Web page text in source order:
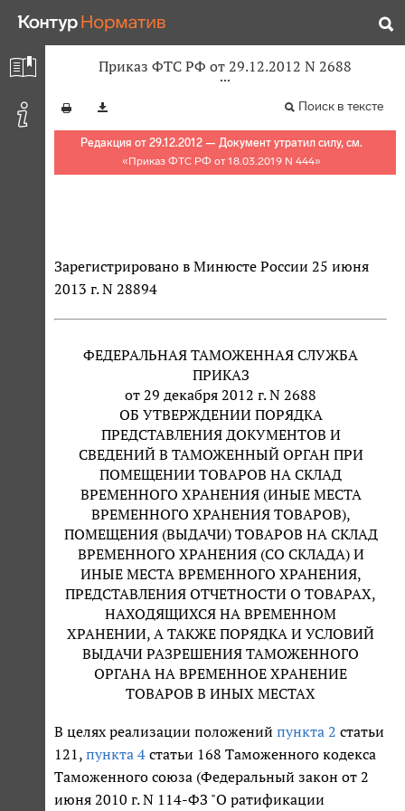
Приказ ФТС РФ от 29.12.2012 N 2688
Поиск в тексте
Редакция от 29.12.2012 — Документ утратил силу, см.
«Приказ ФТС РФ от 18.03.2019 N 444»
Зарегистрировано в Минюсте России 25 июня
2013 г. N 28894
ФЕДЕРАЛЬНАЯ ТАМОЖЕННАЯ СЛУЖБА
ПРИКАЗ
от 29 декабря 2012 г. N 2688
ОБ УТВЕРЖДЕНИИ ПОРЯДКА
ПРЕДСТАВЛЕНИЯ ДОКУМЕНТОВ И
СВЕДЕНИЙ В ТАМОЖЕННЫЙ ОРГАН ПРИ
ПОМЕЩЕНИИ ТОВАРОВ НА СКЛАД
ВРЕМЕННОГО ХРАНЕНИЯ (ИНЫЕ МЕСТА
ВРЕМЕННОГО ХРАНЕНИЯ ТОВАРОВ),
ПОМЕЩЕНИЯ (ВЫДАЧИ) ТОВАРОВ НА СКЛАД
ВРЕМЕННОГО ХРАНЕНИЯ (СО СКЛАДА) И
ИНЫЕ МЕСТА ВРЕМЕННОГО ХРАНЕНИЯ,
ПРЕДСТАВЛЕНИЯ ОТЧЕТНОСТИ О ТОВАРАХ,
НАХОДЯЩИХСЯ НА ВРЕМЕННОМ
ХРАНЕНИИ, А ТАКЖЕ ПОРЯДКА И УСЛОВИЙ
ВЫДАЧИ РАЗРЕШЕНИЯ ТАМОЖЕННОГО
ОРГАНА НА ВРЕМЕННОЕ ХРАНЕНИЕ
ТОВАРОВ В ИНЫХ МЕСТАХ
В целях реализации положений пункта 2 статьи
121, пункта 4 статьи 168 Таможенного кодекса
Таможенного союза (Федеральный закон от 2
июня 2010 г. N 114-ФЗ "О ратификации